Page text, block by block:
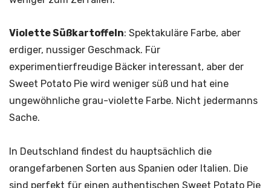
Violette Süßkartoffeln: Spektakuläre Farbe, aber
erdiger, nussiger Geschmack. Für
experimentierfreudige Bäcker interessant, aber der
Sweet Potato Pie wird weniger süß und hat eine
ungewöhnliche grau-violette Farbe. Nicht jedermanns
Sache.
In Deutschland findest du hauptsächlich die
orangefarbenen Sorten aus Spanien oder Italien. Die
sind perfekt für einen authentischen Sweet Potato Pie